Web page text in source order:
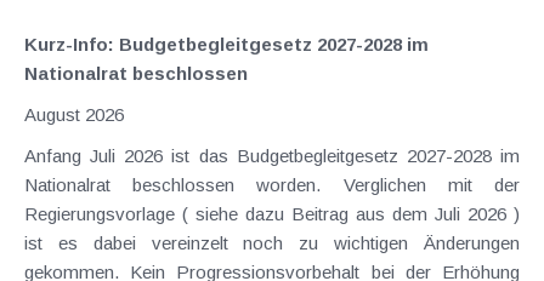
Kurz-Info: Budgetbegleitgesetz 2027-2028 im
Nationalrat beschlossen
August 2026
Anfang Juli 2026 ist das Budgetbegleitgesetz 2027-2028 im
Nationalrat beschlossen worden. Verglichen mit der
Regierungsvorlage ( siehe dazu Beitrag aus dem Juli 2026 )
ist es dabei vereinzelt noch zu wichtigen Änderungen
gekommen. Kein Progressionsvorbehalt bei der Erhöhung